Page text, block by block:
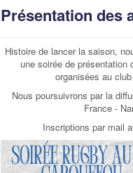
Présentation des
Histoire de lancer la saison,
une soirée de présentation
organisées au
Nous poursuivrons par la
France -
Inscriptions par mail